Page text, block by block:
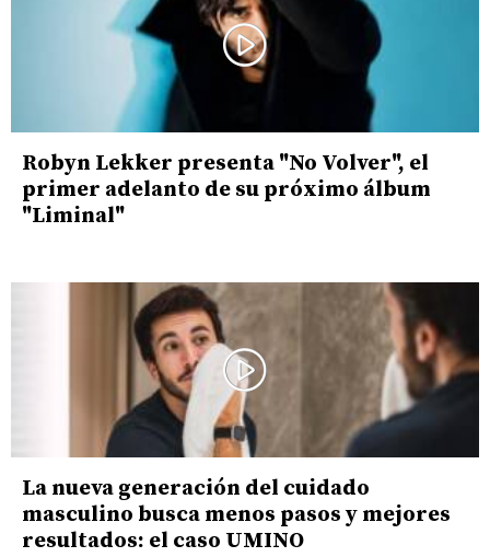
Robyn Lekker presenta "No Volver", el
primer adelanto de su próximo álbum
"Liminal"
La nueva generación del cuidado
masculino busca menos pasos y mejores
resultados: el caso UMINO